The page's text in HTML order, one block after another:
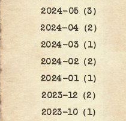
2024-05（3）
2024-04（2）
2024-03（1）
2024-02（2）
2024-01（1）
2023-12（2）
2023-10（1）